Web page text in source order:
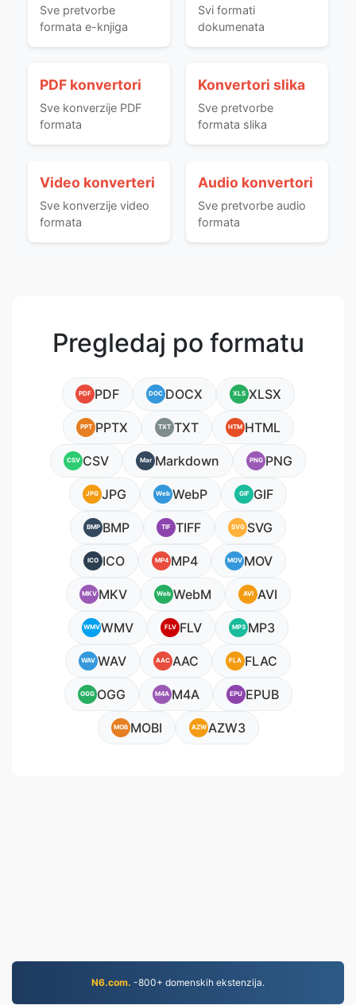
Sve pretvorbe
formata e-knjiga
Svi formati
dokumenata
PDF konvertori
Sve konverzije PDF
formata
Konvertori slika
Sve pretvorbe
formata slika
Video konverteri
Sve konverzije video
formata
Audio konvertori
Sve pretvorbe audio
formata
Pregledaj po formatu
PDF PDF DOC DOCX XLS XLSX
PPT PPTX TXT TXT HTM HTML
CSV CSV Mar Markdown PNG PNG
JPG JPG Web WebP GIF GIF
BMP BMP TIF TIFF SVG SVG
ICO ICO MP4 MP4 MOV MOV
MKV MKV Web WebM AVI AVI
WMVWMV FLV FLV MP3 MP3
WAV WAV AAC AAC FLA FLAC
OGG OGG M4A M4A EPU EPUB
MOB MOBI AZWAZW3
N6.com. -800+ domenskih ekstenzija.